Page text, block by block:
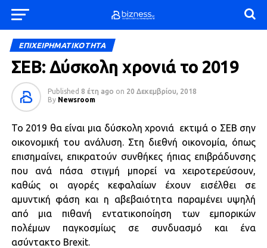
ΕΠΙΧΕΙΡΗΜΑΤΙΚΟΤΗΤΑ
ΣΕΒ: Δύσκολη χρονιά το 2019
Published 8 έτη ago on 20 Δεκεμβρίου, 2018
By Newsroom
Το 2019 θα είναι μια δύσκολη χρονιά εκτιμά ο ΣΕΒ σην
οικονομική του ανάλυση. Στη διεθνή οικονομία, όπως
επισημαίνει, επικρατούν συνθήκες ήπιας επιβράδυνσης
που ανά πάσα στιγμή μπορεί να χειροτερεύσουν,
καθώς οι αγορές κεφαλαίων έχουν εισέλθει σε
αμυντική φάση και η αβεβαιότητα παραμένει υψηλή
από μια πιθανή εντατικοποίηση των εμπορικών
πολέμων παγκοσμίως σε συνδυασμό και ένα
ασύντακτο Brexit.